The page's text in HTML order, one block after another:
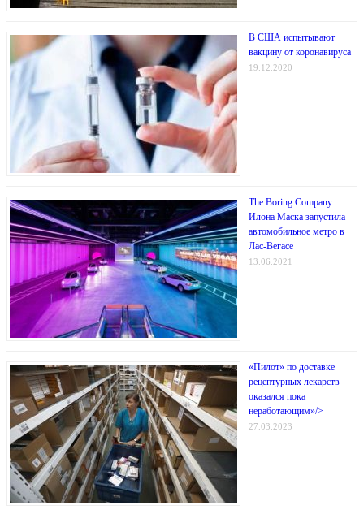
В США испытывают
вакцину от коронавируса
19.12.2020
The Boring Company
Илона Маска запустила
автомобильное метро в
Лас-Вегасе
13.06.2021
«Пилот» по доставке
рецептурных лекарств
оказался пока
неработающим»/>
27.03.2023